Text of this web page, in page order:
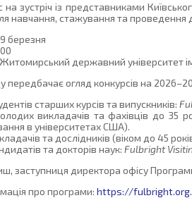
зустріч із представниками
навчання, стажування та проведення
березня
державний університет
передбачає огляд конкурсів на
старших курсів та випускників:
викладачів та фахівців до 35
в університетах США).
та дослідників (віком до 45
та докторів наук: Fulbright
заступниця директора офісу
про програми: https://